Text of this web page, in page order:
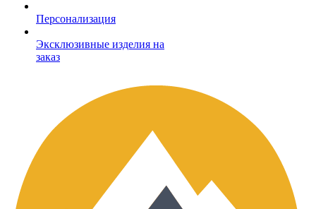
Персонализация
Эксклюзивные изделия на
заказ